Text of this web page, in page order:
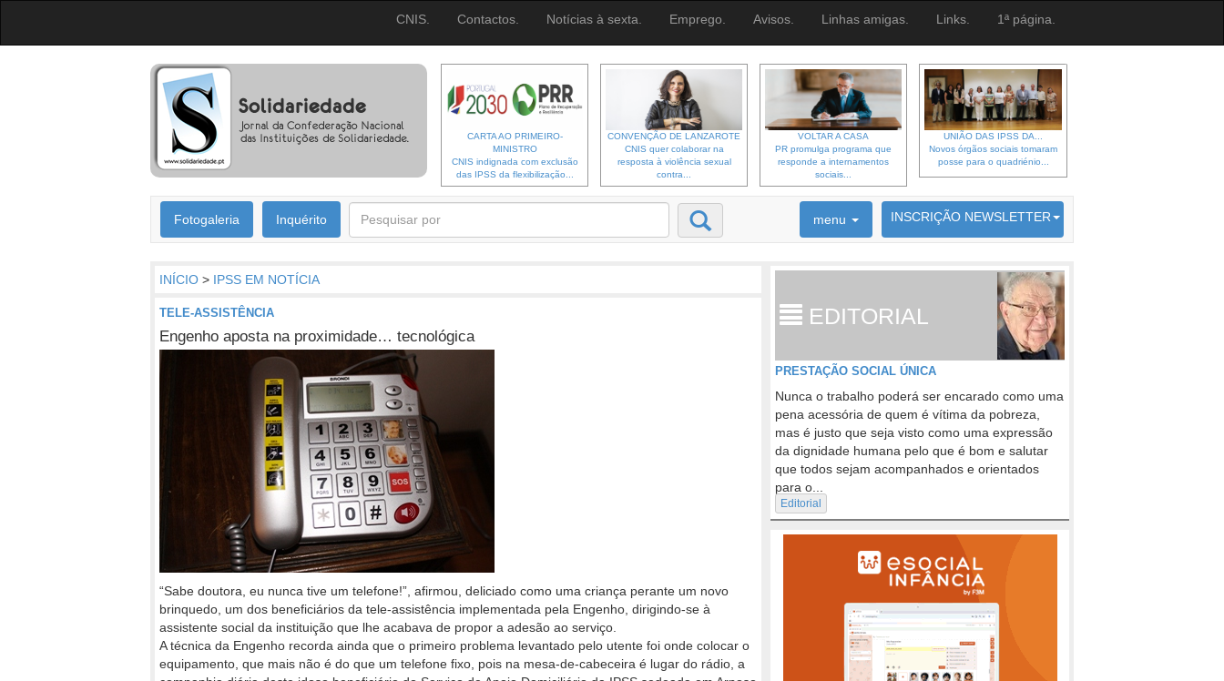
CNIS. Contactos. Notícias à sexta. Emprego. Avisos. Linhas amigas. Links. 1ª página.
CARTA AO PRIMEIRO-
MINISTRO
CNIS indignada com exclusão
das IPSS da flexibilização...
CONVENÇÃO DE LANZAROTE
CNIS quer colaborar na
resposta à violência sexual
contra...
VOLTAR A CASA
PR promulga programa que
responde a internamentos
sociais...
UNIÃO DAS IPSS DA...
Novos órgãos sociais tomaram
posse para o quadriénio...
Fotogaleria Inquérito menu INSCRIÇÃO NEWSLETTER
6692 membros inscritos
INÍCIO > IPSS EM NOTÍCIA
TELE-ASSISTÊNCIA
Engenho aposta na proximidade… tecnológica
“Sabe doutora, eu nunca tive um telefone!”, afirmou, deliciado como uma criança perante um novo
brinquedo, um dos beneficiários da tele-assistência implementada pela Engenho, dirigindo-se à
assistente social da instituição que lhe acabava de propor a adesão ao serviço.
A técnica da Engenho recorda ainda que o primeiro problema levantado pelo utente foi onde colocar o
equipamento, que mais não é do que um telefone fixo, pois na mesa-de-cabeceira é lugar do rádio, a
EDITORIAL
PRESTAÇÃO SOCIAL ÚNICA
Nunca o trabalho poderá ser encarado como uma
pena acessória de quem é vítima da pobreza,
mas é justo que seja visto como uma expressão
da dignidade humana pelo que é bom e salutar
que todos sejam acompanhados e orientados
para o...
Editorial